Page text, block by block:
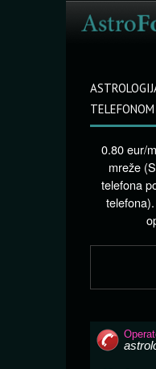
TELEFONOM
0.80 eur/
mreže
telefona